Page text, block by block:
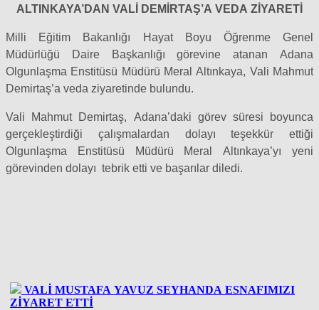
ALTINKAYA’DAN VALİ DEMİRTAŞ’A VEDA ZİYARETİ
Milli Eğitim Bakanlığı Hayat Boyu Öğrenme Genel
Müdürlüğü Daire Başkanlığı görevine atanan Adana
Olgunlaşma Enstitüsü Müdürü Meral Altınkaya, Vali Mahmut
Demirtaş’a veda ziyaretinde bulundu.
Vali Mahmut Demirtaş, Adana’daki görev süresi boyunca
gerçekleştirdiği çalışmalardan dolayı teşekkür ettiği
Olgunlaşma Enstitüsü Müdürü Meral Altınkaya’yı yeni
görevinden dolayı tebrik etti ve başarılar diledi.
VALİ MUSTAFA YAVUZ SEYHANDA ESNAFIMIZI
ZİYARET ETTİ